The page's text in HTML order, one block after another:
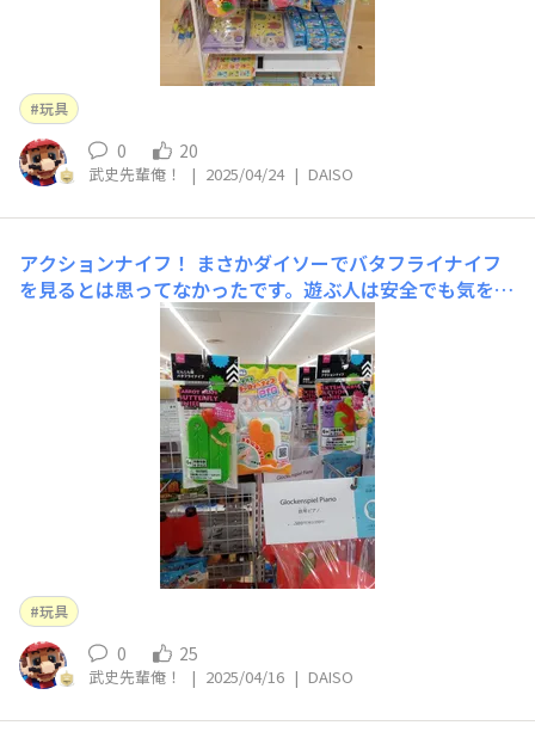
玩具
0 20
武史先輩俺！ | 2025/04/24 | DAISO
アクションナイフ！ まさかダイソーでバタフライナイフ
を見るとは思ってなかったです。遊ぶ人は安全でも気をつ
玩具
0 25
武史先輩俺！ | 2025/04/16 | DAISO